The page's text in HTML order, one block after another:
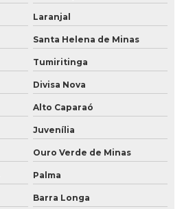
Laranjal
Santa Helena de Minas
Tumiritinga
Divisa Nova
Alto Caparaó
Juvenília
Ouro Verde de Minas
Palma
Barra Longa